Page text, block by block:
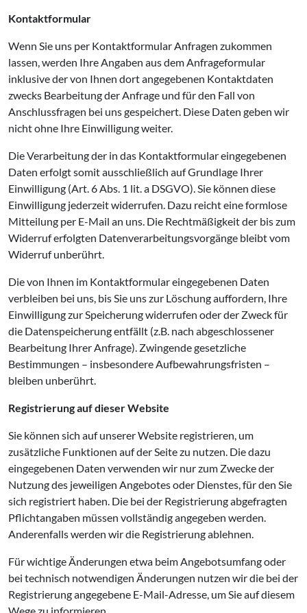
Kontaktformular
Wenn Sie uns per Kontaktformular Anfragen zukommen
lassen, werden Ihre Angaben aus dem Anfrageformular
inklusive der von Ihnen dort angegebenen Kontaktdaten
zwecks Bearbeitung der Anfrage und für den Fall von
Anschlussfragen bei uns gespeichert. Diese Daten geben wir
nicht ohne Ihre Einwilligung weiter.
Die Verarbeitung der in das Kontaktformular eingegebenen
Daten erfolgt somit ausschließlich auf Grundlage Ihrer
Einwilligung (Art. 6 Abs. 1 lit. a DSGVO). Sie können diese
Einwilligung jederzeit widerrufen. Dazu reicht eine formlose
Mitteilung per E-Mail an uns. Die Rechtmäßigkeit der bis zum
Widerruf erfolgten Datenverarbeitungsvorgänge bleibt vom
Widerruf unberührt.
Die von Ihnen im Kontaktformular eingegebenen Daten
verbleiben bei uns, bis Sie uns zur Löschung auffordern, Ihre
Einwilligung zur Speicherung widerrufen oder der Zweck für
die Datenspeicherung entfällt (z.B. nach abgeschlossener
Bearbeitung Ihrer Anfrage). Zwingende gesetzliche
Bestimmungen – insbesondere Aufbewahrungsfristen –
bleiben unberührt.
Registrierung auf dieser Website
Sie können sich auf unserer Website registrieren, um
zusätzliche Funktionen auf der Seite zu nutzen. Die dazu
eingegebenen Daten verwenden wir nur zum Zwecke der
Nutzung des jeweiligen Angebotes oder Dienstes, für den Sie
sich registriert haben. Die bei der Registrierung abgefragten
Pflichtangaben müssen vollständig angegeben werden.
Anderenfalls werden wir die Registrierung ablehnen.
Für wichtige Änderungen etwa beim Angebotsumfang oder
bei technisch notwendigen Änderungen nutzen wir die bei der
Registrierung angegebene E-Mail-Adresse, um Sie auf diesem